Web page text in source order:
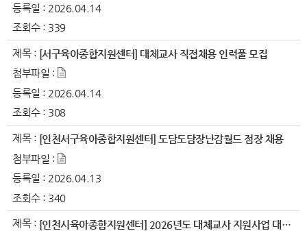
등록일 : 2026.04.14
조회수 : 339
제목 : [서구육아종합지원센터] 대체교사 직접채용 인력풀 모집
첨부파일 :
등록일 : 2026.04.14
조회수 : 308
제목 : [인천서구육아종합지원센터] 도담도담장난감월드 점장 채용
첨부파일 :
등록일 : 2026.04.13
조회수 : 340
제목 : [인천시육아종합지원센터] 2026년도 대체교사 지원사업 대체교사 채용